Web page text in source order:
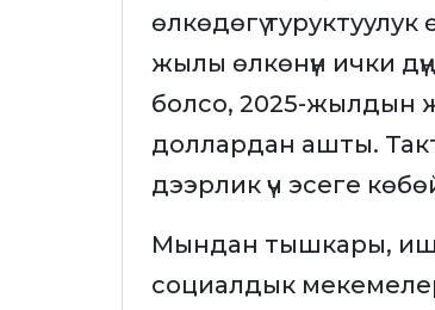
өлкөдөгү туруктуулук
жылы өлкөнүн ички
болсо, 2025-жылдын
доллардан ашты.
дээрлик үч эсеге
Мындан тышкары, иш
социалдык